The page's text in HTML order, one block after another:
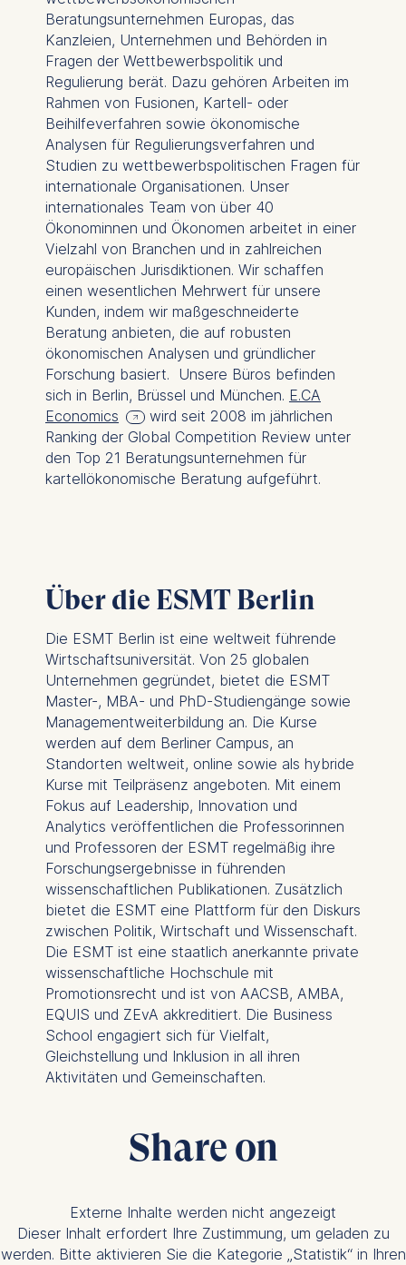
Beratungsunternehmen Europas, das
Kanzleien, Unternehmen und Behörden in
Fragen der Wettbewerbspolitik und
Regulierung berät. Dazu gehören Arbeiten im
Rahmen von Fusionen, Kartell- oder
Beihilfeverfahren sowie ökonomische
Analysen für Regulierungsverfahren und
Studien zu wettbewerbspolitischen Fragen für
internationale Organisationen. Unser
internationales Team von über 40
Ökonominnen und Ökonomen arbeitet in einer
Vielzahl von Branchen und in zahlreichen
europäischen Jurisdiktionen. Wir schaffen
einen wesentlichen Mehrwert für unsere
Kunden, indem wir maßgeschneiderte
Beratung anbieten, die auf robusten
ökonomischen Analysen und gründlicher
Forschung basiert. Unsere Büros befinden
sich in Berlin, Brüssel und München. E.CA
Economics
wird seit 2008 im jährlichen
Ranking der Global Competition Review unter
den Top 21 Beratungsunternehmen für
kartellökonomische Beratung aufgeführt.
Über die ESMT Berlin
Die ESMT Berlin ist eine weltweit führende
Wirtschaftsuniversität. Von 25 globalen
Unternehmen gegründet, bietet die ESMT
Master-, MBA- und PhD-Studiengänge sowie
Managementweiterbildung an. Die Kurse
werden auf dem Berliner Campus, an
Standorten weltweit, online sowie als hybride
Kurse mit Teilpräsenz angeboten. Mit einem
Fokus auf Leadership, Innovation und
Analytics veröffentlichen die Professorinnen
und Professoren der ESMT regelmäßig ihre
Forschungsergebnisse in führenden
wissenschaftlichen Publikationen. Zusätzlich
bietet die ESMT eine Plattform für den Diskurs
zwischen Politik, Wirtschaft und Wissenschaft.
Die ESMT ist eine staatlich anerkannte private
wissenschaftliche Hochschule mit
Promotionsrecht und ist von AACSB, AMBA,
EQUIS und ZEvA akkreditiert. Die Business
School engagiert sich für Vielfalt,
Gleichstellung und Inklusion in all ihren
Aktivitäten und Gemeinschaften.
Share on
Externe Inhalte werden nicht angezeigt
Dieser Inhalt erfordert Ihre Zustimmung, um geladen zu
werden. Bitte aktivieren Sie die Kategorie „Statistik“ in Ihren
The legal basis for
processing is Legitimate
Interest (Art. 6(1)(f)) GDPR
and your consent pursuant
to Article 6(1)(a) GDPR.
You may withdraw your
consent at any time
without providing a reason.
This can be done via the
consent banner available at
the bottom of the screen.
For more information,
please see ourPrivacy
Policyand Legal Notice
Essential
Cookies that are required
for basic website
functionality.
Cookies contained in
this category are:
Cookies contained in
this category are:
Statistics
Cookies that submit
anonymous activity data to
analytics software. This
data helps us improve our
website.
Cookies contained in
this category are: